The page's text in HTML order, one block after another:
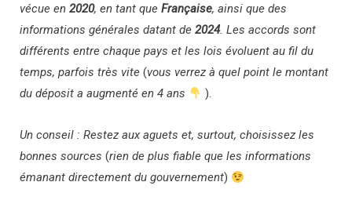
vécue en 2020, en tant que Française, ainsi que des
informations générales datant de 2024. Les accords sont
différents entre chaque pays et les lois évoluent au fil du
temps, parfois très vite (vous verrez à quel point le montant
du déposit a augmenté en 4 ans
).
Un conseil : Restez aux aguets et, surtout, choisissez les
bonnes sources (rien de plus fiable que les informations
émanant directement du gouvernement)